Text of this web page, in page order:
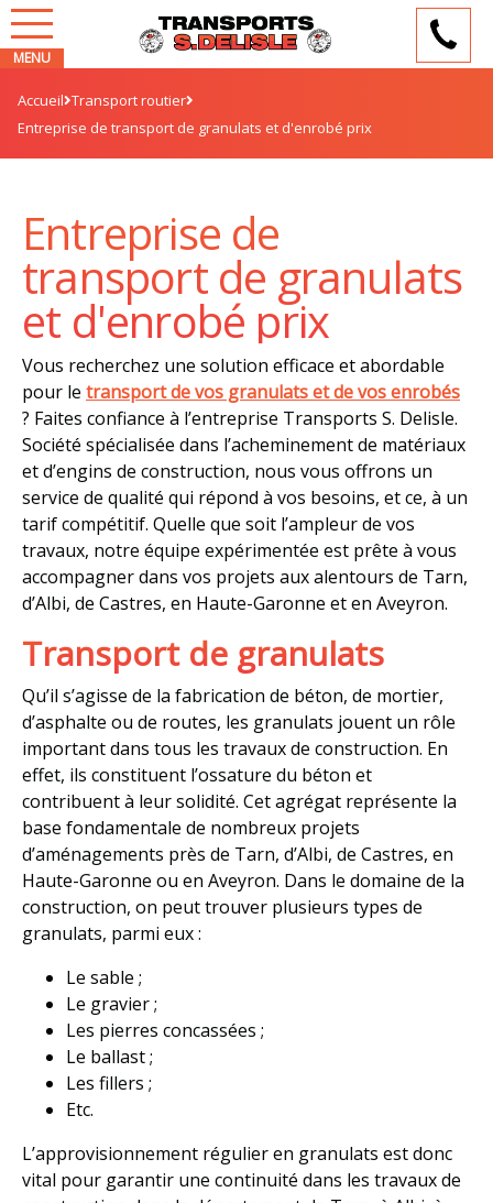
Accueil Transport routier
Entreprise de transport de granulats et d'enrobé prix
Entreprise de
transport de granulats
et d'enrobé prix
Vous recherchez une solution efficace et abordable
pour le transport de vos granulats et de vos enrobés
? Faites confiance à l’entreprise Transports S. Delisle.
Société spécialisée dans l’acheminement de matériaux
et d’engins de construction, nous vous offrons un
service de qualité qui répond à vos besoins, et ce, à un
tarif compétitif. Quelle que soit l’ampleur de vos
travaux, notre équipe expérimentée est prête à vous
accompagner dans vos projets aux alentours de Tarn,
d’Albi, de Castres, en Haute-Garonne et en Aveyron.
Transport de granulats
Qu’il s’agisse de la fabrication de béton, de mortier,
d’asphalte ou de routes, les granulats jouent un rôle
important dans tous les travaux de construction. En
effet, ils constituent l’ossature du béton et
contribuent à leur solidité. Cet agrégat représente la
base fondamentale de nombreux projets
d’aménagements près de Tarn, d’Albi, de Castres, en
Haute-Garonne ou en Aveyron. Dans le domaine de la
construction, on peut trouver plusieurs types de
granulats, parmi eux :
Le sable ;
Le gravier ;
Les pierres concassées ;
Le ballast ;
Les fillers ;
Etc.
L’approvisionnement régulier en granulats est donc
vital pour garantir une continuité dans les travaux de